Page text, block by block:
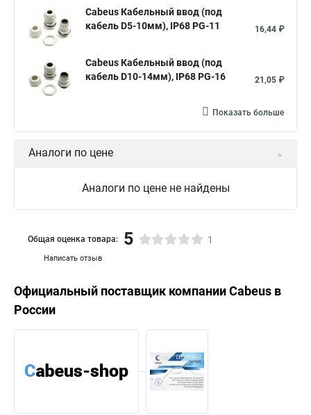
Cabeus Кабельный ввод (под
кабель D5-10мм), IP68 PG-11
16,44 ₽
Cabeus Кабельный ввод (под
кабель D10-14мм), IP68 PG-16
21,05 ₽
Показать больше
Аналоги по цене
Аналоги по цене не найдены
Написать отзыв
Общая оценка товара: 5 1
Официальный поставщик компанииCabeus в
России